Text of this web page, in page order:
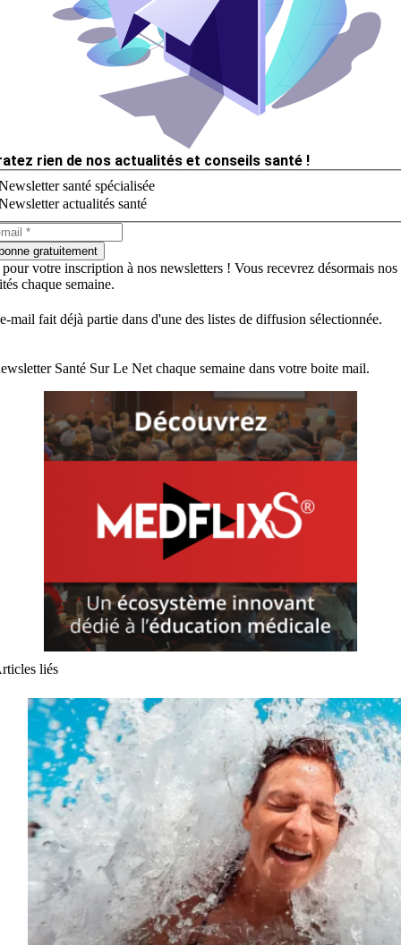
rien de nos actualités et conseils santé !
santé spécialisée
actualités santé
gratuitement
votre inscription à nos newsletters ! Vous recevrez désormais nos
chaque semaine.
mail fait déjà partie dans d'une des listes de diffusion sélectionnée.
Santé Sur Le Net chaque semaine dans votre boite mail.
liés